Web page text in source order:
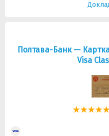
Полтава-Банк —
Visa